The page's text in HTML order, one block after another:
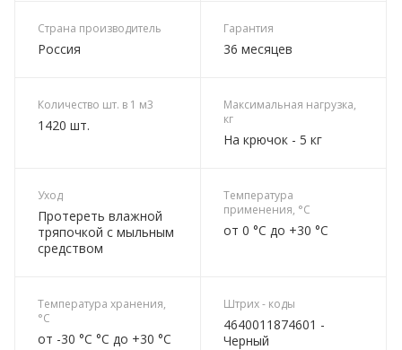
Страна производитель
Россия
Гарантия
36 месяцев
Количество шт. в 1 м3
1420 шт.
Максимальная нагрузка,
кг
На крючок - 5 кг
Уход
Протереть влажной
тряпочкой с мыльным
средством
Температура
применения, °C
от 0 °C до +30 °C
Температура хранения,
°C
от -30 °C °C до +30 °C
Штрих - коды
4640011874601 -
Черный